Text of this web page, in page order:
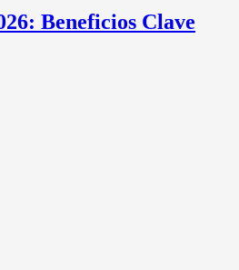
Beneficios Clave